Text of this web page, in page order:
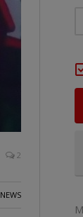
2
NEWS